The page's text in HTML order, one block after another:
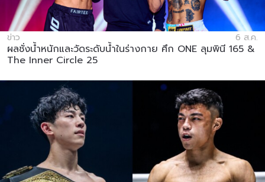
ข่าว 6 ส.ค.
ผลชั่งน้ำหนักและวัดระดับน้ำในร่างกาย ศึก ONE ลุมพินี 165 &
The Inner Circle 25